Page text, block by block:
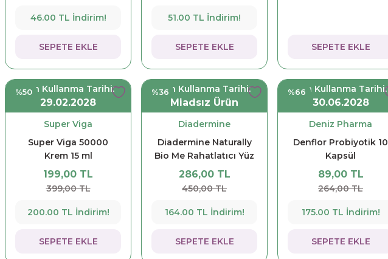
46.00 TL İndirim!
SEPETE EKLE
51.00 TL İndirim!
SEPETE EKLE SEPETE EKLE
%50
Son Kullanma Tarihi:
29.02.2028
Super Viga
Super Viga 50000
Krem 15 ml
199,00 TL
399,00 TL
200.00 TL İndirim!
SEPETE EKLE
%36Son Kullanma Tarihi:
Miadsız Ürün
Diadermine
Diadermine Naturally
Bio Me Rahatlatıcı Yüz
Yıkama Köpüğü 150 ml
286,00 TL
450,00 TL
164.00 TL İndirim!
SEPETE EKLE
%66Son Kullanma Tarihi:
30.06.2028
Deniz Pharma
Denflor Probiyotik 10
Kapsül
89,00 TL
264,00 TL
175.00 TL İndirim!
SEPETE EKLE